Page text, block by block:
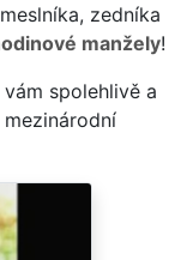
zedníka
manžely!
vám spolehlivě a